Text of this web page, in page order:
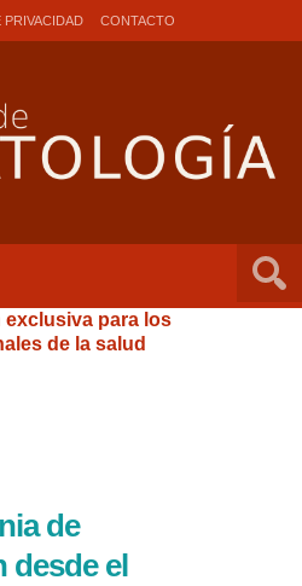
PRIVACIDAD CONTACTO
exclusiva para los
de la salud
de
desde el